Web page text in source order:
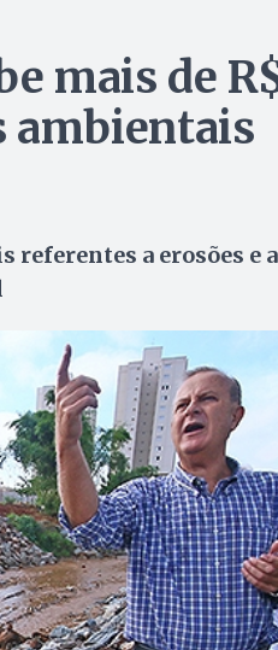
mais de
ambientais
referentes a erosões e